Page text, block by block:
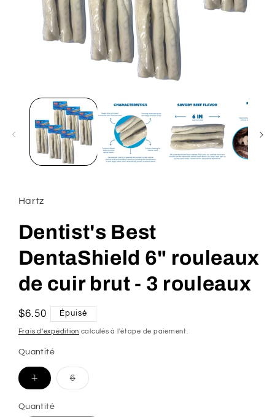
média
dans
fenêtre
modale
Hartz
Dentist's Best
DentaShield 6" rouleaux
de cuir brut - 3 rouleaux
Prix
habituel
$6.50 Épuisé
Frais d'expédition calculés à l'étape de paiement.
Quantité
1
Variante
ou
indisponible
6
Variante
Quantité